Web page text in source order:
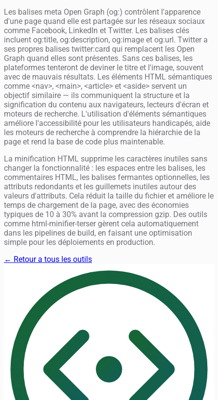
Les balises meta Open Graph (og:) contrôlent l'apparence
d'une page quand elle est partagée sur les réseaux sociaux
comme Facebook, LinkedIn et Twitter. Les balises clés
incluent og:title, og:description, og:image et og:url. Twitter a
ses propres balises twitter:card qui remplacent les Open
Graph quand elles sont présentes. Sans ces balises, les
plateformes tenteront de deviner le titre et l'image, souvent
avec de mauvais résultats. Les éléments HTML sémantiques
comme <nav>, <main>, <article> et <aside> servent un
objectif similaire — ils communiquent la structure et la
signification du contenu aux navigateurs, lecteurs d'écran et
moteurs de recherche. L'utilisation d'éléments sémantiques
améliore l'accessibilité pour les utilisateurs handicapés, aide
les moteurs de recherche à comprendre la hiérarchie de la
page et rend la base de code plus maintenable.
La minification HTML supprime les caractères inutiles sans
changer la fonctionnalité : les espaces entre les balises, les
commentaires HTML, les balises fermantes optionnelles, les
attributs redondants et les guillemets inutiles autour des
valeurs d'attributs. Cela réduit la taille du fichier et améliore le
temps de chargement de la page, avec des économies
typiques de 10 à 30% avant la compression gzip. Des outils
comme html-minifier-terser gèrent cela automatiquement
dans les pipelines de build, en faisant une optimisation
simple pour les déploiements en production.
← Retour a tous les outils